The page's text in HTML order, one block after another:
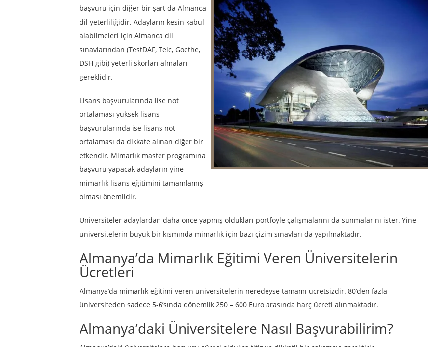
başvuru için diğer bir şart da Almanca
dil yeterliliğidir. Adayların kesin kabul
alabilmeleri için Almanca dil
sınavlarından (TestDAF, Telc, Goethe,
DSH gibi) yeterli skorları almaları
gereklidir.
Lisans başvurularında lise not
ortalaması yüksek lisans
başvurularında ise lisans not
ortalaması da dikkate alınan diğer bir
etkendir. Mimarlık master programına
başvuru yapacak adayların yine
mimarlık lisans eğitimini tamamlamış
olması önemlidir.
Üniversiteler adaylardan daha önce yapmış oldukları portföyle çalışmalarını da sunmalarını ister. Yine
üniversitelerin büyük bir kısmında mimarlık için bazı çizim sınavları da yapılmaktadır.
Almanya’da Mimarlık Eğitimi Veren Üniversitelerin
Ücretleri
Almanya’da mimarlık eğitimi veren üniversitelerin neredeyse tamamı ücretsizdir. 80’den fazla
üniversiteden sadece 5-6’sında dönemlik 250 – 600 Euro arasında harç ücreti alınmaktadır.
Almanya’daki Üniversitelere Nasıl Başvurabilirim?